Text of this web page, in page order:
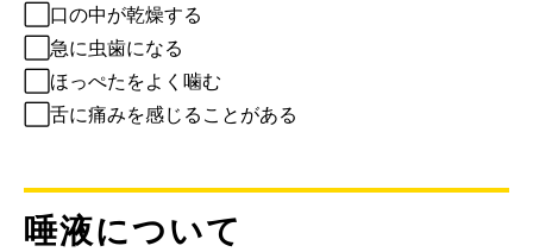
⬜︎口の中が乾燥する
⬜︎急に虫歯になる
⬜︎ほっぺたをよく噛む
⬜︎舌に痛みを感じることがある
唾液について